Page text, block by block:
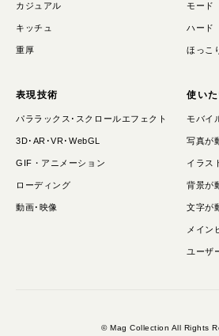
カジュアル モード
キッチュ ハード
重厚 ほっこ
表現技術
パララックス･スクロールエフェクト
3D･AR･VR･WebGL
GIF・アニメーション
ローディング
動画･映像
使い
モバイ
写真が
イラス
背景が
文字が
メイン
ユーザ
© Mag Collection All Rights